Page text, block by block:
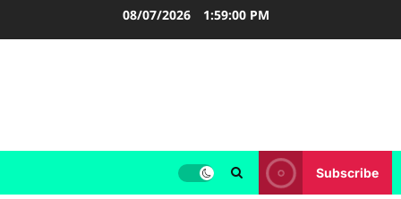
08/07/2026 1:59:00 PM
Subscribe